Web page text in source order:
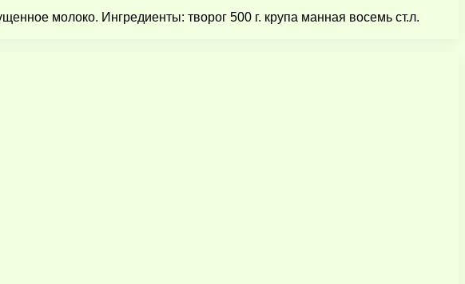
молоко. Ингредиенты: творог 500 г. крупа манная восемь ст.л.